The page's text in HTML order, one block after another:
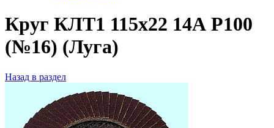
Круг КЛТ1 115х22 14А Р100
(№16) (Луга)
Назад в раздел